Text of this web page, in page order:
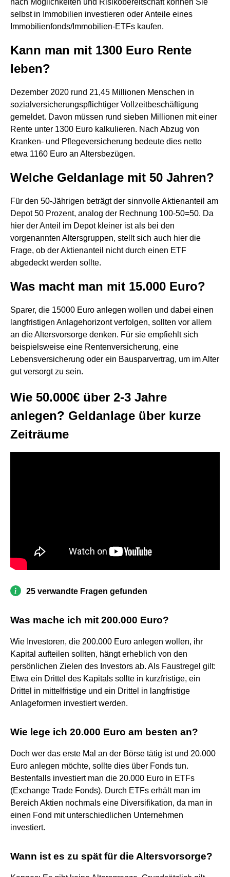
nach Möglichkeiten und Risikobereitschaft können Sie
selbst in Immobilien investieren oder Anteile eines
Immobilienfonds/Immobilien-ETFs kaufen.
Kann man mit 1300 Euro Rente
leben?
Dezember 2020 rund 21,45 Millionen Menschen in
sozialversicherungspflichtiger Vollzeitbeschäftigung
gemeldet. Davon müssen rund sieben Millionen mit einer
Rente unter 1300 Euro kalkulieren. Nach Abzug von
Kranken- und Pflegeversicherung bedeute dies netto
etwa 1160 Euro an Altersbezügen.
Welche Geldanlage mit 50 Jahren?
Für den 50-Jährigen beträgt der sinnvolle Aktienanteil am
Depot 50 Prozent, analog der Rechnung 100-50=50. Da
hier der Anteil im Depot kleiner ist als bei den
vorgenannten Altersgruppen, stellt sich auch hier die
Frage, ob der Aktienanteil nicht durch einen ETF
abgedeckt werden sollte.
Was macht man mit 15.000 Euro?
Sparer, die 15000 Euro anlegen wollen und dabei einen
langfristigen Anlagehorizont verfolgen, sollten vor allem
an die Altersvorsorge denken. Für sie empfiehlt sich
beispielsweise eine Rentenversicherung, eine
Lebensversicherung oder ein Bausparvertrag, um im Alter
gut versorgt zu sein.
Wie 50.000€ über 2-3 Jahre
anlegen? Geldanlage über kurze
Zeiträume
25 verwandte Fragen gefunden
Was mache ich mit 200.000 Euro?
Wie Investoren, die 200.000 Euro anlegen wollen, ihr
Kapital aufteilen sollten, hängt erheblich von den
persönlichen Zielen des Investors ab. Als Faustregel gilt:
Etwa ein Drittel des Kapitals sollte in kurzfristige, ein
Drittel in mittelfristige und ein Drittel in langfristige
Anlageformen investiert werden.
Wie lege ich 20.000 Euro am besten an?
Doch wer das erste Mal an der Börse tätig ist und 20.000
Euro anlegen möchte, sollte dies über Fonds tun.
Bestenfalls investiert man die 20.000 Euro in ETFs
(Exchange Trade Fonds). Durch ETFs erhält man im
Bereich Aktien nochmals eine Diversifikation, da man in
einen Fond mit unterschiedlichen Unternehmen
investiert.
Wann ist es zu spät für die Altersvorsorge?